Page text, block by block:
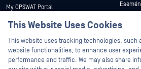
My OPSWAT Portal
Műszaki dokumentáció
Képzések
Biztonsági sebezhetőségi program
Partnerek
Fehér
This Website Uses Cookies
This website uses tracking technologies, such
website functionalities, to enhance user
performance and traffic. We may also share